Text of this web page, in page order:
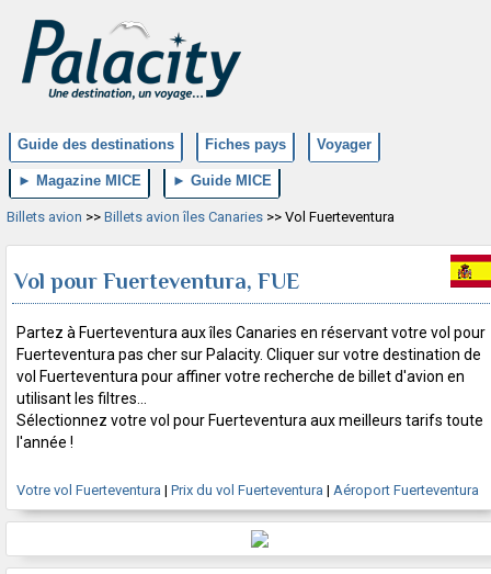
Guide des destinations Fiches pays Voyager
► Magazine MICE ► Guide MICE
Billets avion >> Billets avion îles Canaries >> Vol Fuerteventura
Vol pour Fuerteventura, FUE
Partez à Fuerteventura aux îles Canaries en réservant votre vol pour
Fuerteventura pas cher sur Palacity. Cliquer sur votre destination de
vol Fuerteventura pour affiner votre recherche de billet d'avion en
utilisant les filtres...
Sélectionnez votre vol pour Fuerteventura aux meilleurs tarifs toute
l'année !
Votre vol Fuerteventura | Prix du vol Fuerteventura | Aéroport Fuerteventura